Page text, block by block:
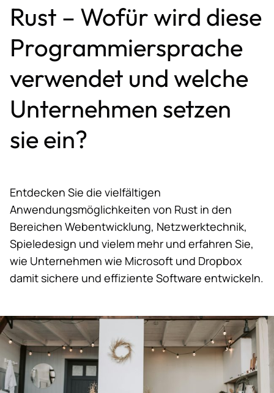
DE
Rust – Wofür wird diese
Programmiersprache
verwendet und welche
Unternehmen setzen
sie ein?
Entdecken Sie die vielfältigen
Anwendungsmöglichkeiten von Rust in den
Bereichen Webentwicklung, Netzwerktechnik,
Spieledesign und vielem mehr und erfahren Sie,
wie Unternehmen wie Microsoft und Dropbox
damit sichere und effiziente Software entwickeln.